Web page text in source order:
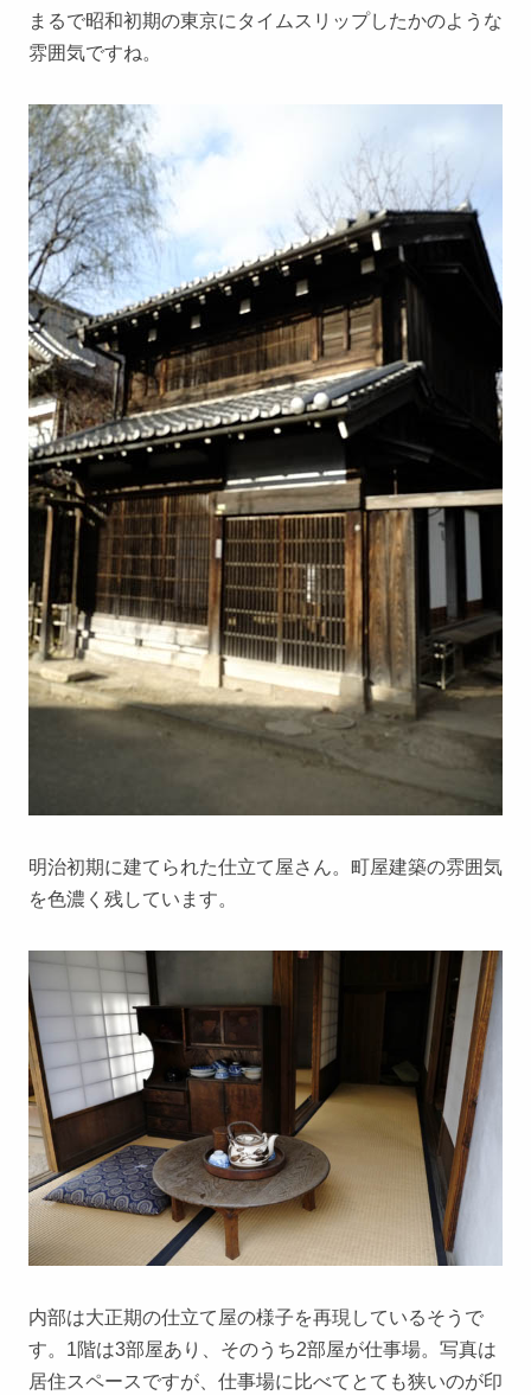
まるで昭和初期の東京にタイムスリップしたかのような
雰囲気ですね。
明治初期に建てられた仕立て屋さん。町屋建築の雰囲気
を色濃く残しています。
内部は大正期の仕立て屋の様子を再現しているそうで
す。1階は3部屋あり、そのうち2部屋が仕事場。写真は
居住スペースですが、仕事場に比べてとても狭いのが印